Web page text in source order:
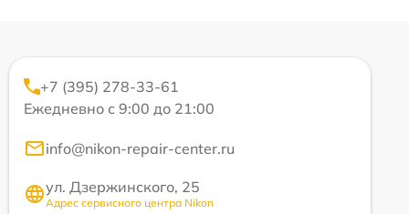
+7 (395) 278-33-61
Ежедневно с 9:00 до 21:00
info@nikon-repair-center.ru
ул. Дзержинского, 25
Адрес сервисного центра Nikon